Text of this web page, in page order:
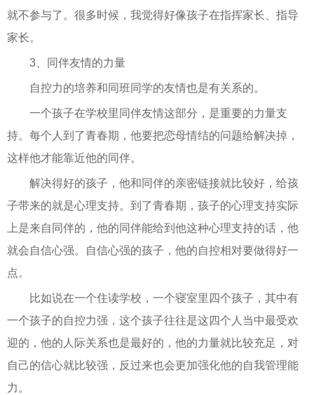
就不参与了。很多时候，我觉得好像孩子在指挥家长、指导
家长。
3、同伴友情的力量
自控力的培养和同班同学的友情也是有关系的。
一个孩子在学校里同伴友情这部分，是重要的力量支
持。每个人到了青春期，他要把恋母情结的问题给解决掉，
这样他才能靠近他的同伴。
解决得好的孩子，他和同伴的亲密链接就比较好，给孩
子带来的就是心理支持。到了青春期，孩子的心理支持实际
上是来自同伴的，他的同伴能给到他这种心理支持的话，他
就会自信心强。自信心强的孩子，他的自控相对要做得好一
点。
比如说在一个住读学校，一个寝室里四个孩子，其中有
一个孩子的自控力强，这个孩子往往是这四个人当中最受欢
迎的，他的人际关系也是最好的，他的力量就比较充足，对
自己的信心就比较强，反过来也会更加强化他的自我管理能
力。